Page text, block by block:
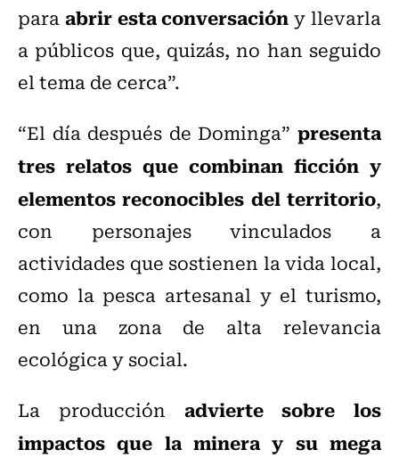
paraabrir esta conversacióny llevarla
a públicos que, quizás, no han seguido
el tema de cerca”.
“El día después de Dominga” presenta
tres relatos que combinan ficción y
elementos reconocibles del territorio,
con personajes vinculados a
actividades que sostienen la vida local,
como la pesca artesanal y el turismo,
en una zona de alta relevancia
ecológica y social.
La producción advierte sobre los
impactos que la minera y su mega